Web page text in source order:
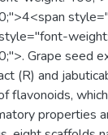
Grape seed
(R) and
flavonoids,
properties